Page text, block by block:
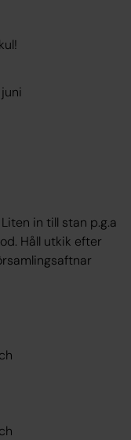
in till stan p.g.a
Håll utkik efter